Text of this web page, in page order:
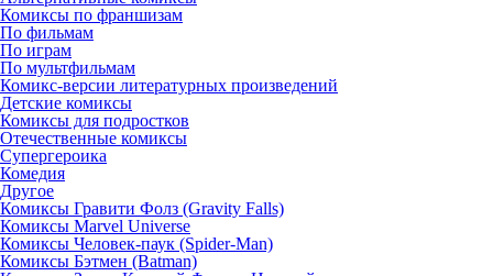
Комиксы по франшизам
По фильмам
По играм
По мультфильмам
Комикс-версии литературных произведений
Детские комиксы
Комиксы для подростков
Отечественные комиксы
Супергероика
Комедия
Другое
Комиксы Гравити Фолз (Gravity Falls)
Комиксы Marvel Universe
Комиксы Человек-паук (Spider-Man)
Комиксы Бэтмен (Batman)